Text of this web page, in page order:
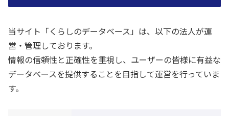
当サイト「くらしのデータベース」は、以下の法人が運
営・管理しております。
情報の信頼性と正確性を重視し、ユーザーの皆様に有益な
データベースを提供することを目指して運営を行っていま
す。